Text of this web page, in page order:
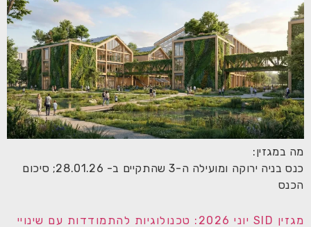
מה במגזין:
כנס בניה ירוקה ומועילה ה-3 שהתקיים ב- 28.01.26; סיכום
הכנס
מגזין SID יוני 2026: טכנולוגיות להתמודדות עם שינויי